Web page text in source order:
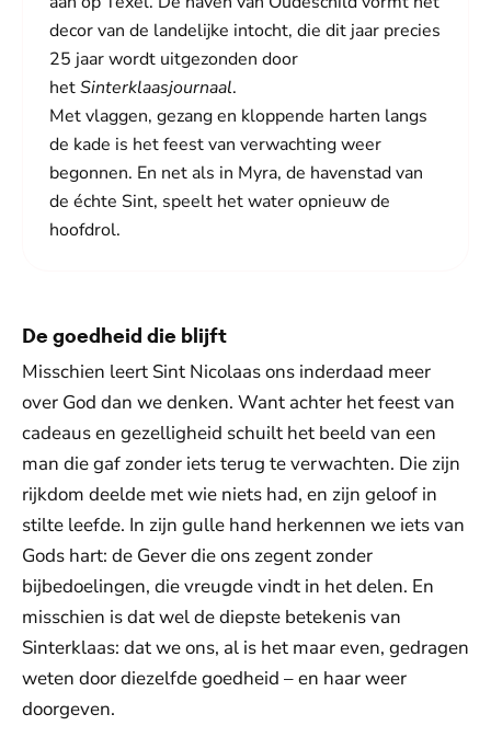
decor van de landelijke intocht, die dit jaar precies
25 jaar wordt uitgezonden door
hetSinterklaasjournaal.
Met vlaggen, gezang en kloppende harten langs
de kade is het feest van verwachting weer
begonnen. En net als in Myra, de havenstad van
de échte Sint, speelt het water opnieuw de
hoofdrol.
De goedheid die blijft
Misschien leert Sint Nicolaas ons inderdaad meer
over God dan we denken. Want achter het feest van
cadeaus en gezelligheid schuilt het beeld van een
man die gaf zonder iets terug te verwachten. Die zijn
rijkdom deelde met wie niets had, en zijn geloof in
stilte leefde. In zijn gulle hand herkennen we iets van
Gods hart: de Gever die ons zegent zonder
bijbedoelingen, die vreugde vindt in het delen. En
misschien is dat wel de diepste betekenis van
Sinterklaas: dat we ons, al is het maar even, gedragen
weten door diezelfde goedheid – en haar weer
doorgeven.